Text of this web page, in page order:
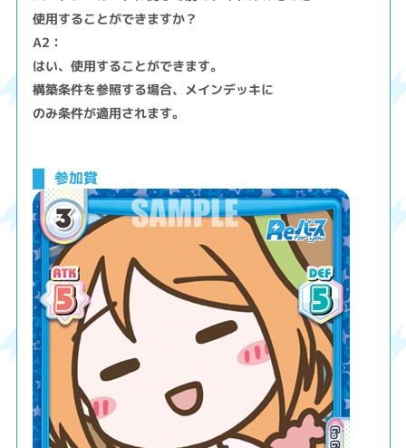
使用することができますか？
A2：
はい、使用することができます。
構築条件を参照する場合、メインデッキに
のみ条件が適用されます。
参加賞